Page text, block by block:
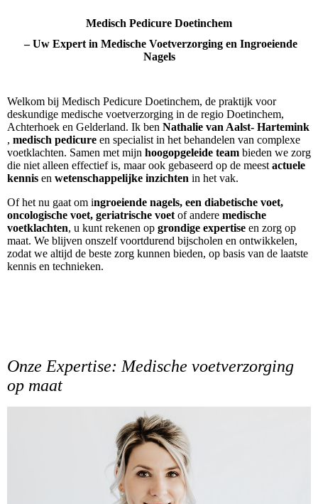
Medisch Pedicure Doetinchem
– Uw Expert in Medische Voetverzorging en Ingroeiende
Nagels
Welkom bij Medisch Pedicure Doetinchem, de praktijk voor
deskundige medische voetverzorging in de regio Doetinchem,
Achterhoek en Gelderland. Ik ben Nathalie van Aalst- Hartemink
, medisch pedicure en specialist in het behandelen van complexe
voetklachten. Samen met mijn hoogopgeleide team bieden we zorg
die niet alleen effectief is, maar ook gebaseerd op de meest actuele
kennis en wetenschappelijke inzichten in het vak.
Of het nu gaat om ingroeiende nagels, een diabetische voet,
oncologische voet, geriatrische voet of andere medische
voetklachten, u kunt rekenen op grondige expertise en zorg op
maat. We blijven onszelf voortdurend bijscholen en ontwikkelen,
zodat we altijd de beste zorg kunnen bieden, op basis van de laatste
kennis en technieken.
Onze Expertise: Medische voetverzorging
op maat